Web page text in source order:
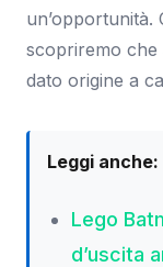
un’opportunità.
scopriremo che
dato origine a
Leggi anche:
Lego
d’uscita